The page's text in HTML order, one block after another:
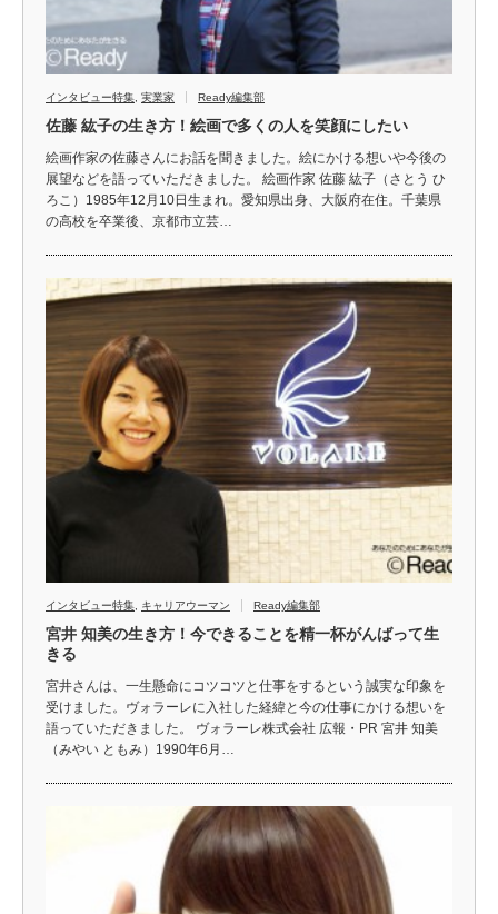
インタビュー特集 実業家 Ready編集部
佐藤 紘子の生き方！絵画で多くの人を笑顔にしたい
絵画作家の佐藤さんにお話を聞きました。絵にかける想いや今後の
展望などを語っていただきました。 絵画作家 佐藤 紘子（さとう ひ
ろこ）1985年12月10日生まれ。愛知県出身、大阪府在住。千葉県
の高校を卒業後、京都市立芸…
インタビュー特集 キャリアウーマン Ready編集部
宮井 知美の生き方！今できることを精一杯がんばって生
きる
宮井さんは、一生懸命にコツコツと仕事をするという誠実な印象を
受けました。ヴォラーレに入社した経緯と今の仕事にかける想いを
語っていただきました。 ヴォラーレ株式会社 広報・PR 宮井 知美
（みやい ともみ）1990年6月…